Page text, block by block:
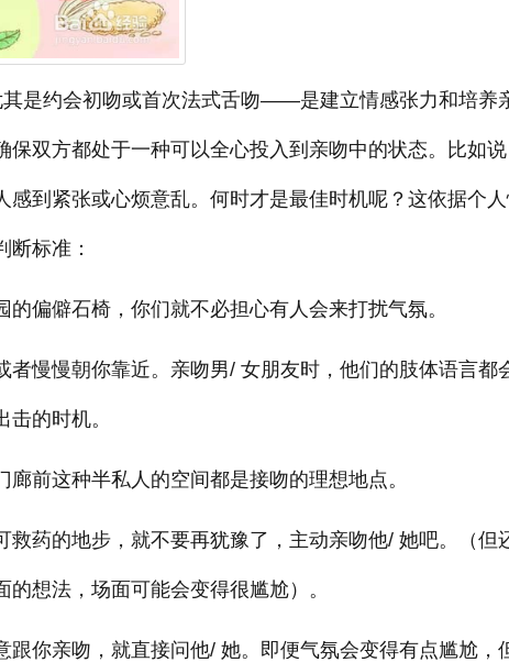
是约会初吻或首次法式舌吻——是建立情感张力和培养
保双方都处于一种可以全心投入到亲吻中的状态。比如
感到紧张或心烦意乱。何时才是最佳时机呢？这依据个
标准：
偏僻石椅，你们就不必担心有人会来打扰气氛。
慢慢朝你靠近。亲吻男/ 女朋友时，他们的肢体语言都
的时机。
前这种半私人的空间都是接吻的理想地点。
药的地步，就不要再犹豫了，主动亲吻他/ 她吧。（但
想法，场面可能会变得很尴尬）。
你亲吻，就直接问他/ 她。即便气氛会变得有点尴尬，